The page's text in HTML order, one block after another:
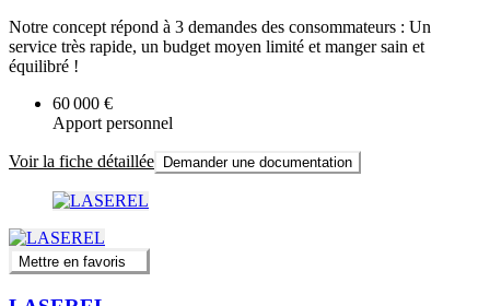
Notre concept répond à 3 demandes des consommateurs : Un
service très rapide, un budget moyen limité et manger sain et
équilibré !
60 000 €
Apport personnel
Voir la fiche détaillée Demander une documentation
Mettre en favoris